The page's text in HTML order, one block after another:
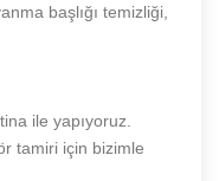
başlığı temizliği,
ile yapıyoruz.
tamiri için bizimle